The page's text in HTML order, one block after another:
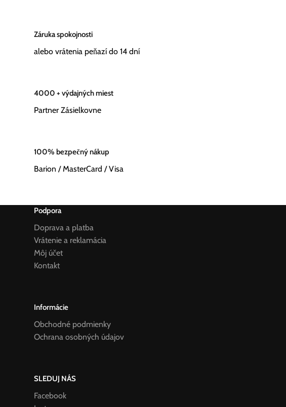
Záruka spokojnosti
alebo vrátenia peňazí do 14 dní
4000 + výdajných miest
Partner Zásielkovne
100% bezpečný nákup
Barion / MasterCard / Visa
Podpora
Doprava a platba
Vrátenie a reklamácia
Môj účet
Kontakt
Informácie
Obchodné podmienky
Ochrana osobných údajov
SLEDUJ NÁS
Facebook